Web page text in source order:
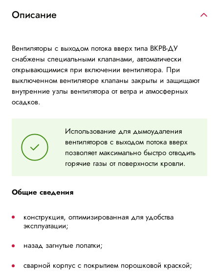
Описание
Вентиляторы с выходом потока вверх типа ВКРВ-ДУ
снабжены специальными клапанами, автоматически
открывающимися при включении вентилятора. При
выключенном вентиляторе клапаны закрыты и защищают
внутренние узлы вентилятора от ветра и атмосферных
осадков.
Использование для дымоудаления
вентиляторов с выходом потока вверх
позволяет максимально быстро отводить
горячие газы от поверхности кровли.
Общие сведения
конструкция, оптимизированная для удобства
эксплуатации;
назад загнутые лопатки;
сварной корпус с покрытием порошковой краской;